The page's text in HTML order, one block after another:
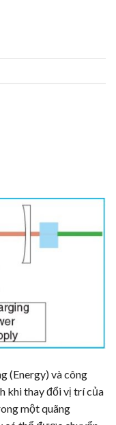
(Energy) và công
khi thay đổi vị trí của
một quãng